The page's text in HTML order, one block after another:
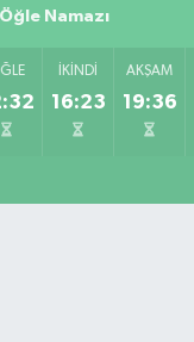
Öğle Namazı
İKINDI
16:23
AKŞAM
19:36